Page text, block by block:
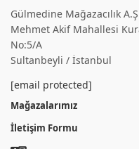
Gülmedine Mağazacılık A.Ş
Mehmet Akif Mahallesi
No:5/A
Sultanbeyli / İstanbul
[email protected]
Mağazalarımız
İletişim Formu